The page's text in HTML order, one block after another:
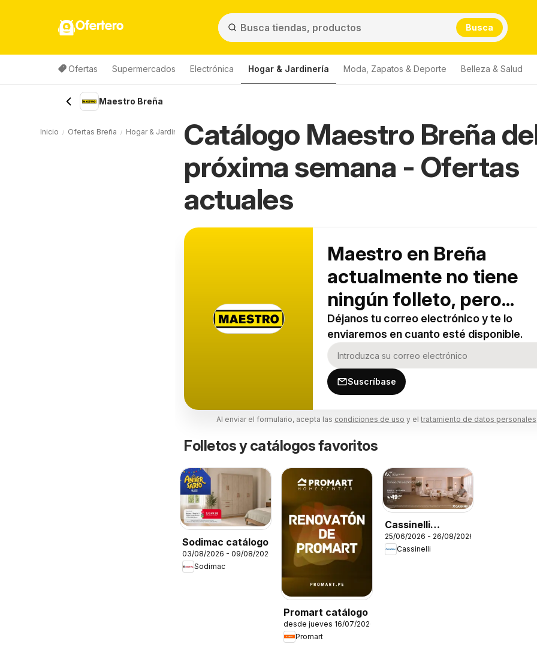
Ofertero Busca
Ofertas Supermercados Electrónica Hogar & Jardinería Moda, Zapatos & Deporte Belleza & Salud
Maestro Breña
Catálogo Maestro Breña
próxima semana - Ofertas
actuales
Maestro en Breña
actualmente no tiene
ningún folleto, pero...
Déjanos tu correo electrónico y te lo
enviaremos en cuanto esté disponible.
Suscríbase
Al enviar el formulario, acepta las condiciones de uso y el tratamiento de datos personales
Folletos y catálogos favoritos
Sodimac catálogo
03/08/2026 - 09/08/2026
Sodimac
Promart catálogo
desde jueves 16/07/2026
Promart
Cassinelli
catálogo
25/06/2026 - 26/08/2026
Cassinelli
Inicio Ofertas Breña Hogar & Jardinería Breña Maestro Breña